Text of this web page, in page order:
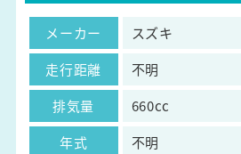
メーカー
スズキ
走行距離
不明
排気量
660cc
年式
不明